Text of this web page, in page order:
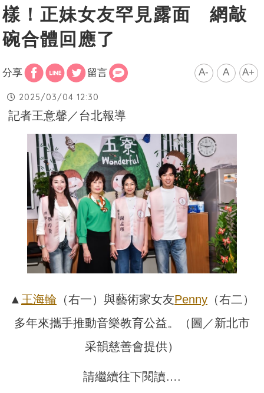
樣！正妹女友罕見露面 網敲
碗合體回應了
分享 留言 A- A A+
2025/03/04 12:30
記者王意馨／台北報導
▲王海輪 （右一）與藝術家女友Penny （右二）
多年來攜手推動音樂教育公益。（圖／新北市
采韻慈善會提供）
請繼續往下閱讀….